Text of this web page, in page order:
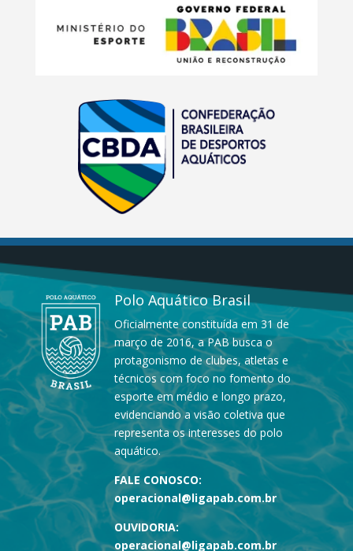
Polo Aquático Brasil
Oficialmente constituída em 31 de
março de 2016, a PAB busca o
protagonismo de clubes, atletas e
técnicos com foco no fomento do
esporte em médio e longo prazo,
evidenciando a visão coletiva que
representa os interesses do polo
aquático.
FALE CONOSCO:
operacional@ligapab.com.br
OUVIDORIA:
operacional@ligapab.com.br